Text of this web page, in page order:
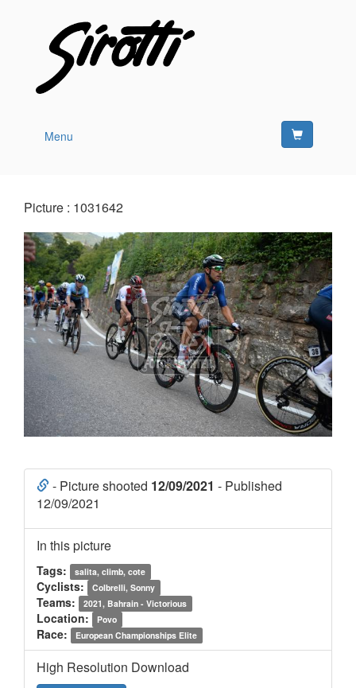
Menu
Picture : 1031642
- Picture shooted 12/09/2021 - Published
12/09/2021
In this picture
Tags: salita, climb, cote
Cyclists: Colbrelli, Sonny
Teams: 2021, Bahrain - Victorious
Location: Povo
Race: European Championships Elite
High Resolution Download